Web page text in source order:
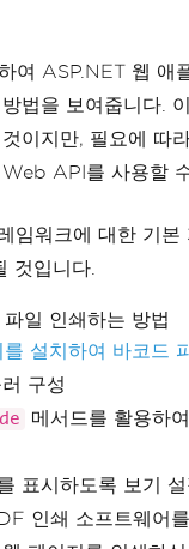
여 ASP.NET 웹 애
법을 보여줍니다.
이지만, 필요에 따
API를 사용할
임워크에 대한 기본
것입니다.
일 인쇄하는 방법
설치하여 바코드
구성
메서드를 활용하
표시하도록 보기
인쇄 소프트웨어